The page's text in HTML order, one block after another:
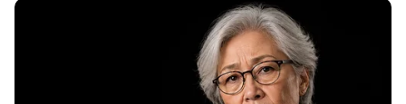
Add Asianetnews as a Preferred